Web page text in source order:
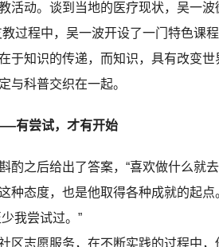
动。谈到当地的医疗现状，吴一波
过程中，吴一波开设了一门特色
知识的传递，而知识，具有改变
与科普交织在一起。
有尝试，才有开始
之后给出了答案，“喜欢做什么就
态度，也是他取得各种成就的起
我尝试过。”
志愿服务，在不断实践的过程中，